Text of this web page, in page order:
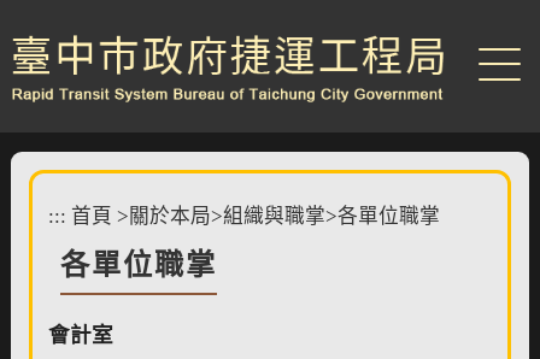
到
主
要
::: 首頁 >關於本局>組織與職掌>各單位職掌
各單位職掌
會計室